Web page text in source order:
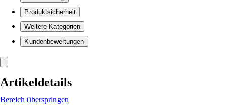
Produktsicherheit
Weitere Kategorien
Kundenbewertungen
Artikeldetails
Bereich überspringen